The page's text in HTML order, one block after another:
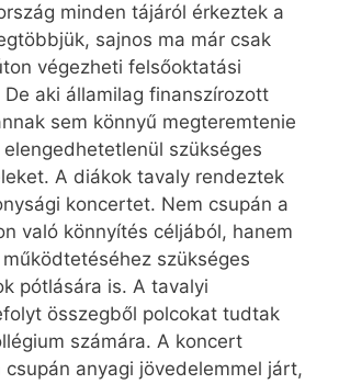
minden tájáról érkeztek a
sajnos ma már csak
végezheti felsőoktatási
aki államilag finanszírozott
sem könnyű megteremtenie
szükséges
A diákok tavaly rendeztek
koncertet. Nem csupán a
való könnyítés céljából, hanem
szükséges
pótlására is. A tavalyi
összegből polcokat tudtak
számára. A koncert
csupán anyagi jövedelemmel járt,